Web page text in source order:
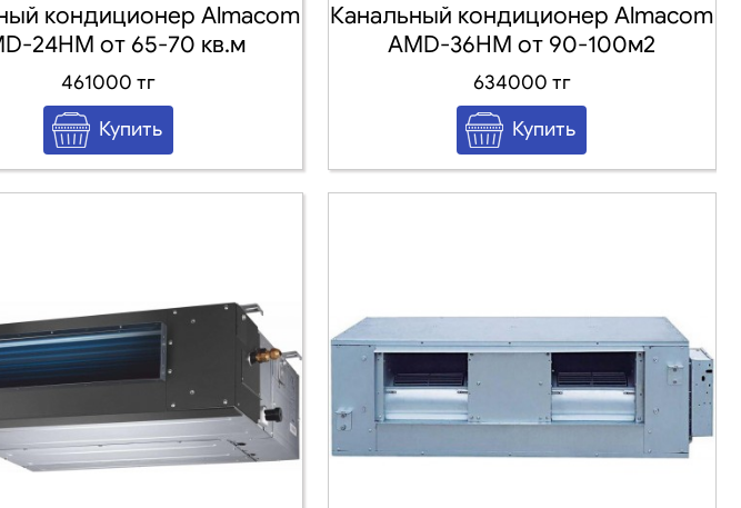
кондиционер Almacom
24HM от 65-70 кв.м
461000 тг
Канальный кондиционер Almacom
AMD-36HM от 90-100м2
634000 тг